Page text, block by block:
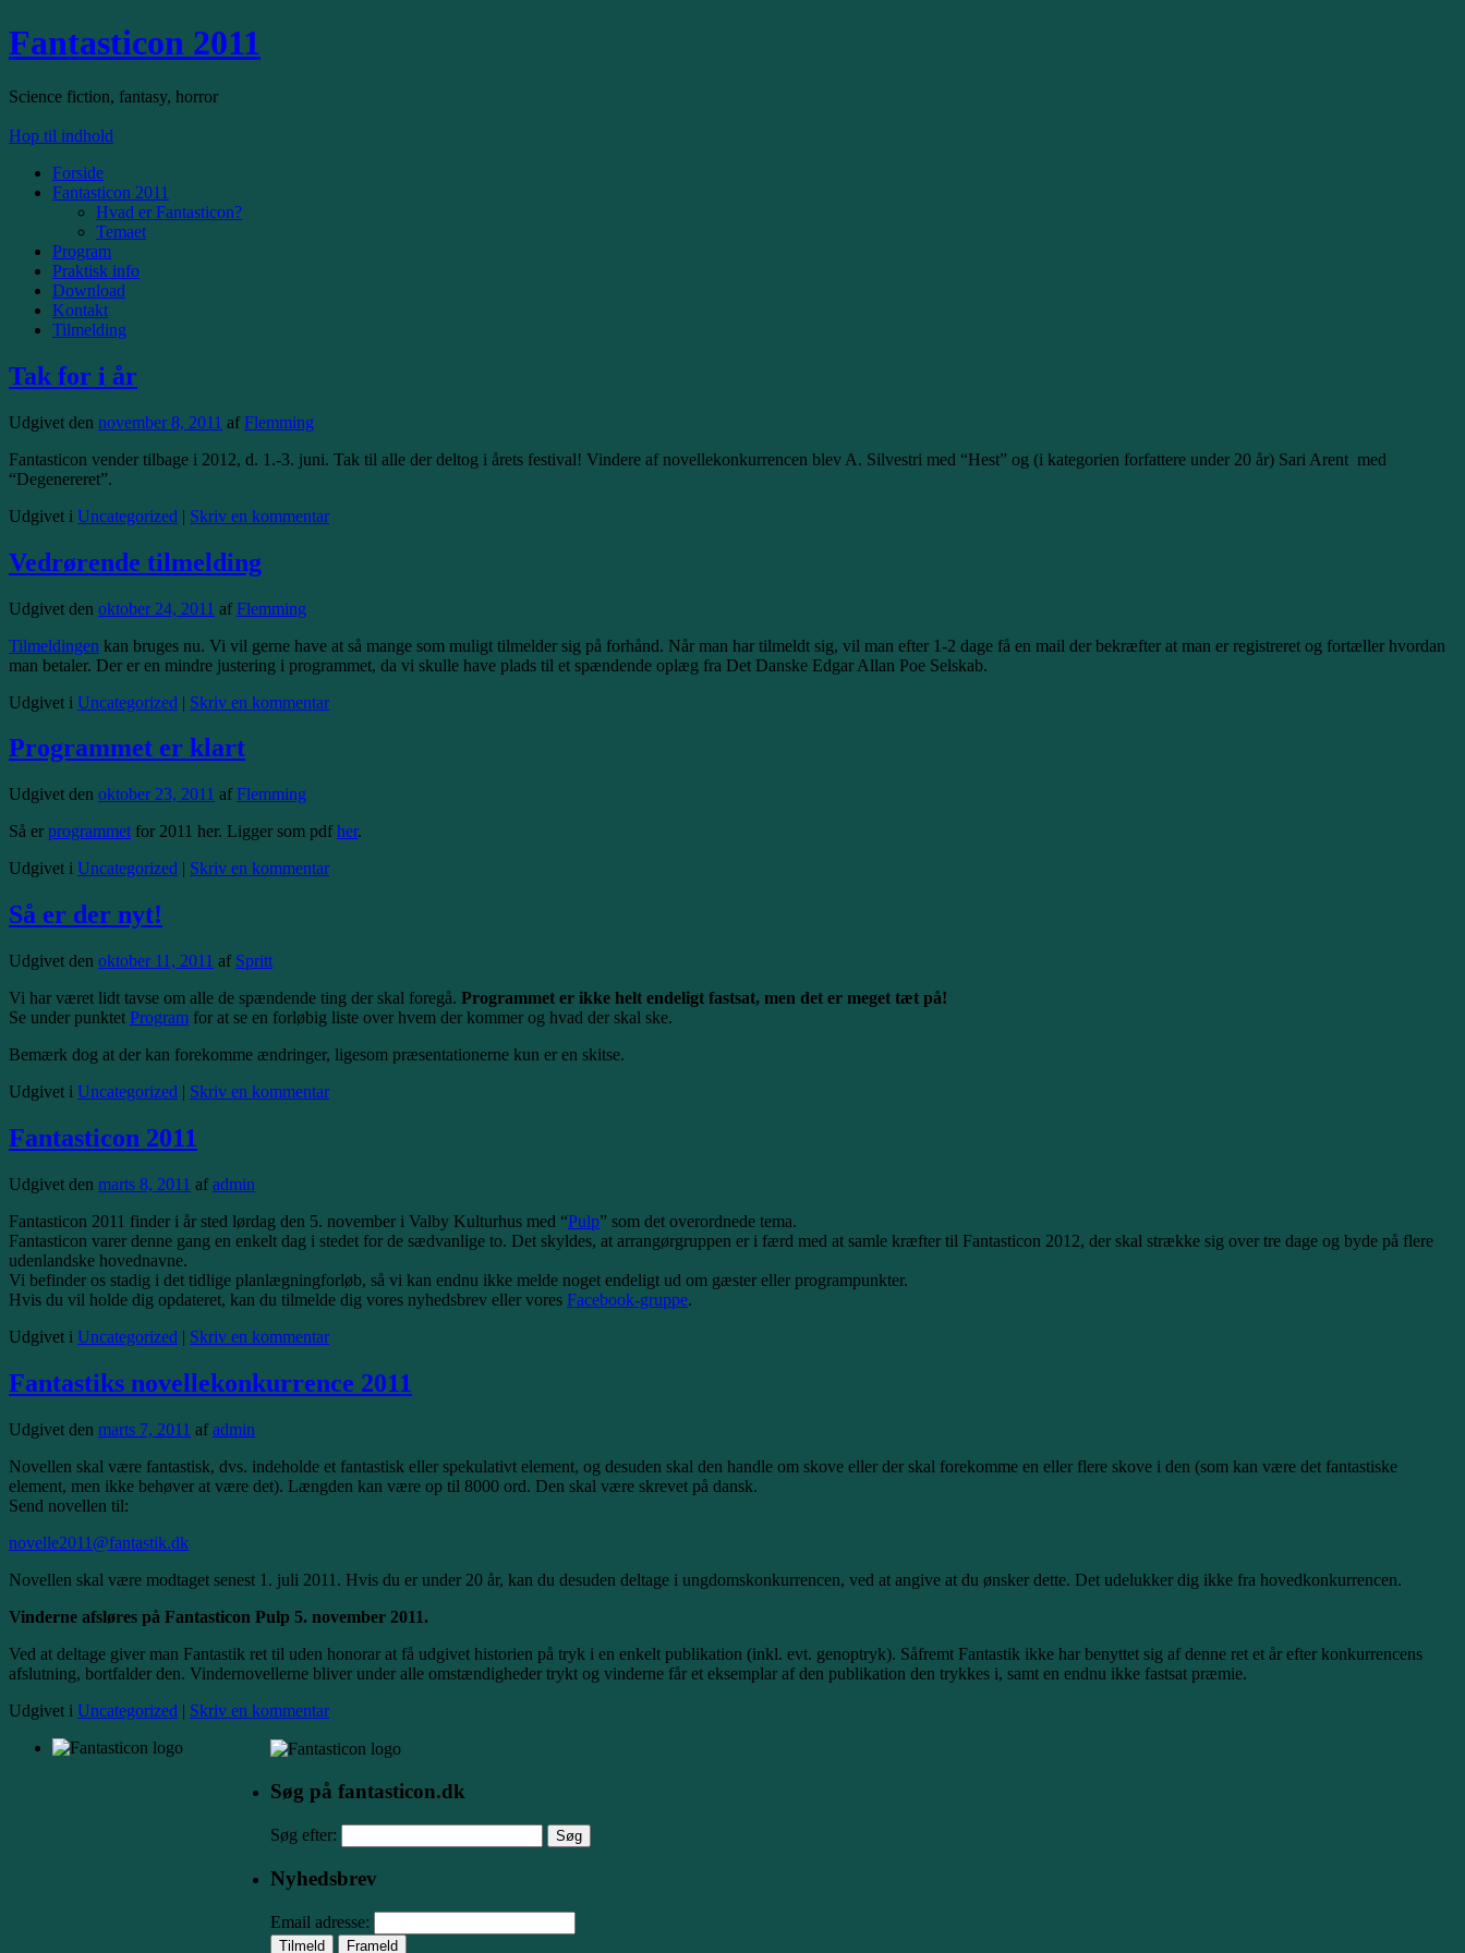
Fantasticon 2011
Science fiction, fantasy, horror
Hop til indhold
Forside
Fantasticon 2011
Hvad er Fantasticon?
Temaet
Program
Praktisk info
Download
Kontakt
Tilmelding
Tak for i år
Udgivet den november 8, 2011 af Flemming
Fantasticon vender tilbage i 2012, d. 1.-3. juni. Tak til alle der deltog i årets festival! Vindere af novellekonkurrencen blev A. Silvestri med “Hest” og (i kategorien forfattere under 20 år) Sari Arent med
“Degenereret”.
Udgivet i Uncategorized | Skriv en kommentar
Vedrørende tilmelding
Udgivet den oktober 24, 2011 af Flemming
Tilmeldingen kan bruges nu. Vi vil gerne have at så mange som muligt tilmelder sig på forhånd. Når man har tilmeldt sig, vil man efter 1-2 dage få en mail der bekræfter at man er registreret og fortæller hvordan
man betaler. Der er en mindre justering i programmet, da vi skulle have plads til et spændende oplæg fra Det Danske Edgar Allan Poe Selskab.
Udgivet i Uncategorized | Skriv en kommentar
Programmet er klart
Udgivet den oktober 23, 2011 af Flemming
Så er programmet for 2011 her. Ligger som pdf her.
Udgivet i Uncategorized | Skriv en kommentar
Så er der nyt!
Udgivet den oktober 11, 2011 af Spritt
Vi har været lidt tavse om alle de spændende ting der skal foregå. Programmet er ikke helt endeligt fastsat, men det er meget tæt på!
Se under punktet Program for at se en forløbig liste over hvem der kommer og hvad der skal ske.
Bemærk dog at der kan forekomme ændringer, ligesom præsentationerne kun er en skitse.
Udgivet i Uncategorized | Skriv en kommentar
Fantasticon 2011
Udgivet den marts 8, 2011 af admin
Fantasticon 2011 finder i år sted lørdag den 5. november i Valby Kulturhus med “Pulp” som det overordnede tema.
Fantasticon varer denne gang en enkelt dag i stedet for de sædvanlige to. Det skyldes, at arrangørgruppen er i færd med at samle kræfter til Fantasticon 2012, der skal strække sig over tre dage og byde på flere
udenlandske hovednavne.
Vi befinder os stadig i det tidlige planlægningforløb, så vi kan endnu ikke melde noget endeligt ud om gæster eller programpunkter.
Hvis du vil holde dig opdateret, kan du tilmelde dig vores nyhedsbrev eller vores Facebook-gruppe.
Udgivet i Uncategorized | Skriv en kommentar
Fantastiks novellekonkurrence 2011
Udgivet den marts 7, 2011 af admin
Novellen skal være fantastisk, dvs. indeholde et fantastisk eller spekulativt element, og desuden skal den handle om skove eller der skal forekomme en eller flere skove i den (som kan være det fantastiske
element, men ikke behøver at være det). Længden kan være op til 8000 ord. Den skal være skrevet på dansk.
Send novellen til:
novelle2011@fantastik.dk
Novellen skal være modtaget senest 1. juli 2011. Hvis du er under 20 år, kan du desuden deltage i ungdomskonkurrencen, ved at angive at du ønsker dette. Det udelukker dig ikke fra hovedkonkurrencen.
Vinderne afsløres på Fantasticon Pulp 5. november 2011.
Ved at deltage giver man Fantastik ret til uden honorar at få udgivet historien på tryk i en enkelt publikation (inkl. evt. genoptryk). Såfremt Fantastik ikke har benyttet sig af denne ret et år efter konkurrencens
afslutning, bortfalder den. Vindernovellerne bliver under alle omstændigheder trykt og vinderne får et eksemplar af den publikation den trykkes i, samt en endnu ikke fastsat præmie.
Udgivet i Uncategorized | Skriv en kommentar
Søg på fantasticon.dk
Søg efter:
Nyhedsbrev
Email adresse: